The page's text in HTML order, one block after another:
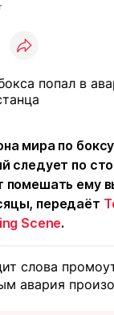
мира по
следует по
ему
передаёт
Scene.
слова
авария